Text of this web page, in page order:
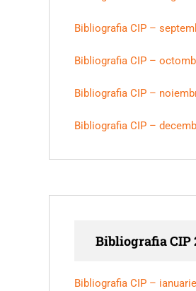
Bibliografia CIP –
Bibliografia CIP –
Bibliografia CIP –
Bibliografia CIP –
Bibliografia CIP
Bibliografia CIP –